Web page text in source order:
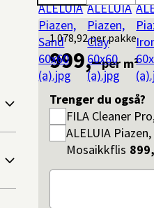
1 078,92per pakke
999,–per m²
Trenger du også?
FILA Cleaner
ALELUIA
Mosaikkflis